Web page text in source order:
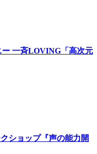
ー 一斉LOVING「高次元
ショップ『声の能力開